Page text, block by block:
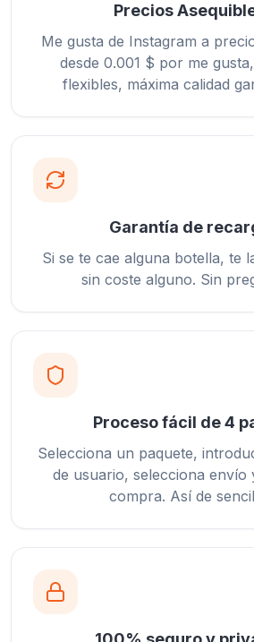
Precios
Me gusta de Instagram a
desde 0.001 $ por me
flexibles, máxima calidad
Garantía de
Si se te cae alguna botella, te
sin coste alguno. Sin
Proceso fácil de 4
Selecciona un paquete,
de usuario, selecciona envío
compra. Así de